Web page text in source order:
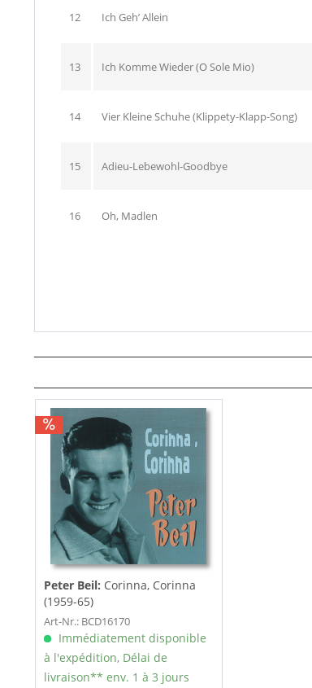
12 Ich Geh’ Allein
13 Ich Komme Wieder (O Sole Mio)
14 Vier Kleine Schuhe (Klippety-Klapp-Song)
15 Adieu-Lebewohl-Goodbye
16 Oh, Madlen
Peter Beil: Corinna, Corinna
(1959-65)
Art-Nr.: BCD16170
Immédiatement disponible
à l'expédition, Délai de
livraison** env. 1 à 3 jours